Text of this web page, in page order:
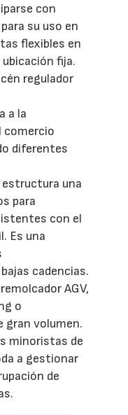
con
su uso en
flexibles en
fija.
regulador
a la
comercio
diferentes
estructura una
para
con el
Es una
cadencias.
AGV,
o
gran volumen.
minoristas de
a gestionar
de